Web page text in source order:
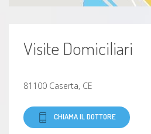
Visite Domiciliari
81100 Caserta, CE
CHIAMA IL DOTTORE